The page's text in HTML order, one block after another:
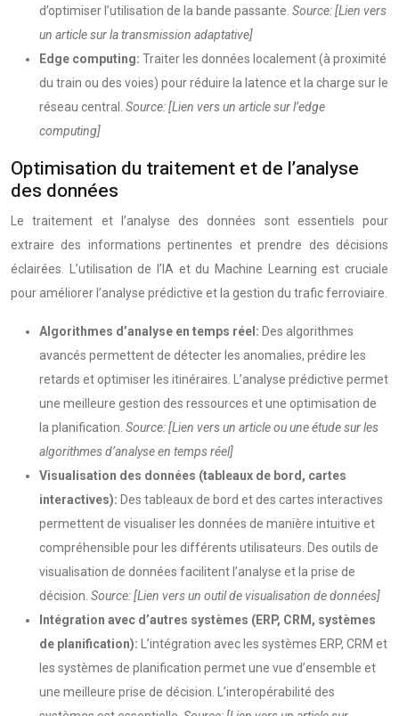
d’optimiser l’utilisation de la bande passante. Source: [Lien vers
un article sur la transmission adaptative]
Edge computing: Traiter les données localement (à proximité
du train ou des voies) pour réduire la latence et la charge sur le
réseau central. Source: [Lien vers un article sur l’edge
computing]
Optimisation du traitement et de l’analyse
des données
Le traitement et l’analyse des données sont essentiels pour
extraire des informations pertinentes et prendre des décisions
éclairées. L’utilisation de l’IA et du Machine Learning est cruciale
pour améliorer l’analyse prédictive et la gestion du trafic ferroviaire.
Algorithmes d’analyse en temps réel: Des algorithmes
avancés permettent de détecter les anomalies, prédire les
retards et optimiser les itinéraires. L’analyse prédictive permet
une meilleure gestion des ressources et une optimisation de
la planification. Source: [Lien vers un article ou une étude sur les
algorithmes d’analyse en temps réel]
Visualisation des données (tableaux de bord, cartes
interactives): Des tableaux de bord et des cartes interactives
permettent de visualiser les données de manière intuitive et
compréhensible pour les différents utilisateurs. Des outils de
visualisation de données facilitent l’analyse et la prise de
décision. Source: [Lien vers un outil de visualisation de données]
Intégration avec d’autres systèmes (ERP, CRM, systèmes
de planification):
L’intégration avec les systèmes ERP, CRM et
les systèmes de planification permet une vue d’ensemble et
une meilleure prise de décision. L’interopérabilité des